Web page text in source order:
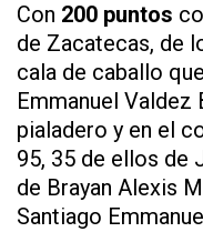
Con 200 puntos
de Zacatecas, de
cala de caballo
Emmanuel Valdez
pialadero y en el
95, 35 de ellos de
de Brayan Alexis
Santiago